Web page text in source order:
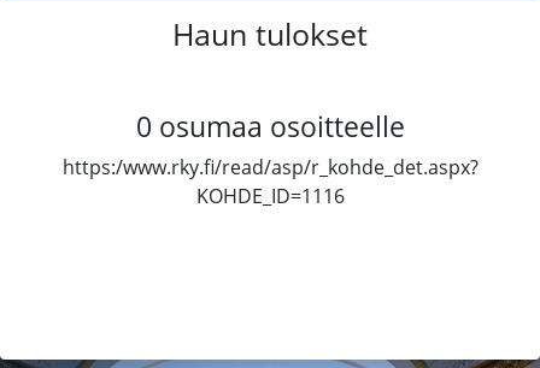
Haun tulokset
0 osumaa osoitteelle
https:/www.rky.fi/read/asp/r_kohde_det.aspx?
KOHDE_ID=1116